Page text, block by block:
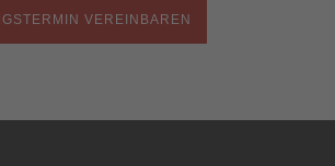
VEREINBAREN